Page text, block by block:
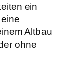
ein
Altbau
ohne